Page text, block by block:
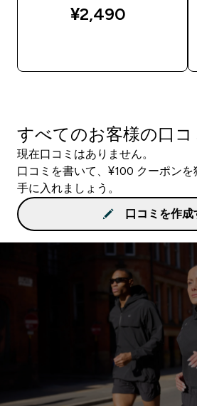
¥2,490‎
すべてのお客様の口コ
現在口コミはありません。
口コミを書いて、¥100 クーポン
手に入れましょう。
口コミを作成